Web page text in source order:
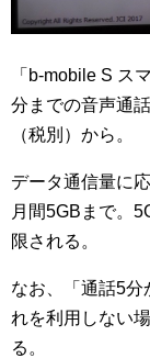
「b-mobile S ス
分までの音声通
（税別）から。
データ通信量に
月間5GBまで。
限される。
なお、「通話5分
れを利用しない
る。